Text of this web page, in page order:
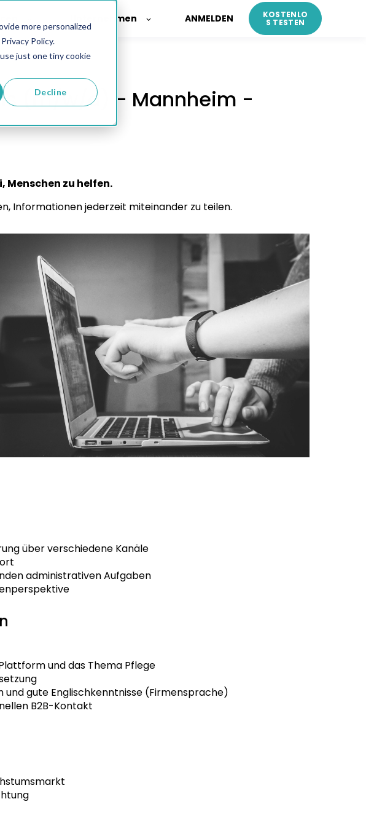
more personalized
Policy.
just one tiny cookie
Decline
Unternehmen ANMELDEN KOSTENLO
S TESTEN
(m/w/d) - Mannheim -
Menschen zu helfen.
Informationen jederzeit miteinander zu teilen.
über verschiedene Kanäle
administrativen Aufgaben
und das Thema Pflege
gute Englischkenntnisse (Firmensprache)
B2B-Kontakt